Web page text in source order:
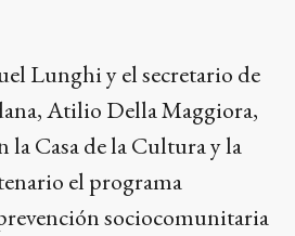
Lunghi y el secretario de
Atilio Della Maggiora,
la Casa de la Cultura y la
el programa
sociocomunitaria